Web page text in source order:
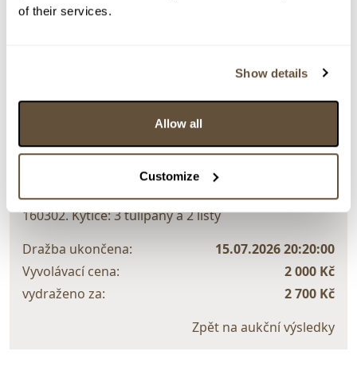
of their services.
Show details
Allow all
Customize
> zpět na aukční výsledky
..
160302. Kytice: 3 tulipány a 2 listy
Dražba ukončena:
15.07.2026 20:20:00
Vyvolávací cena:
2 000 Kč
vydraženo za:
2 700 Kč
Zpět na aukční výsledky